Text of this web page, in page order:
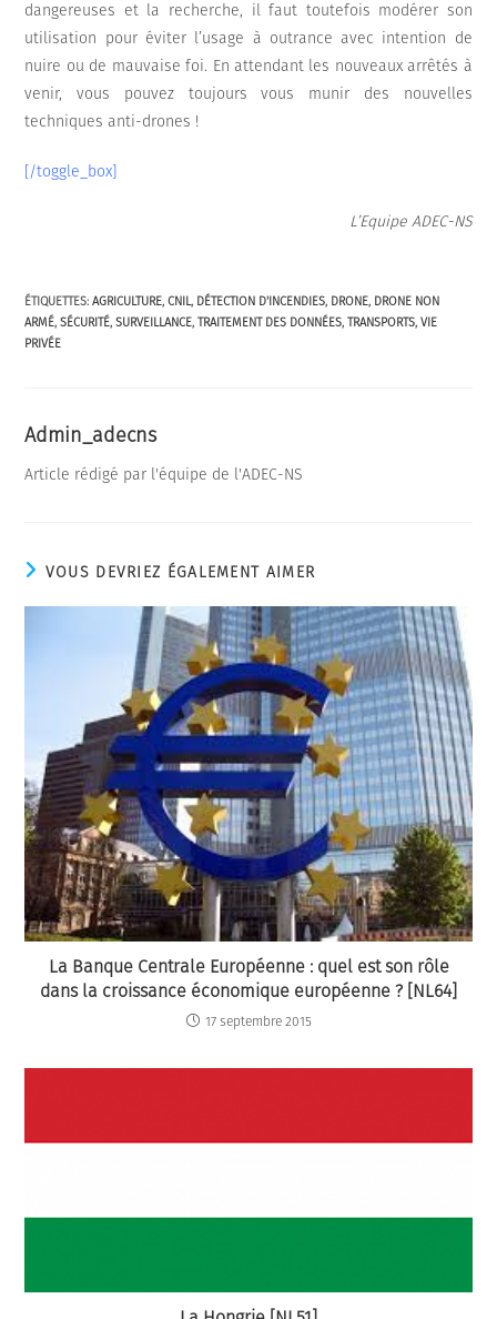
dangereuses et la recherche, il faut toutefois modérer son
utilisation pour éviter l’usage à outrance avec intention de
nuire ou de mauvaise foi. En attendant les nouveaux arrêtés à
venir, vous pouvez toujours vous munir des nouvelles
techniques anti-drones !
[/toggle_box]
L’Equipe ADEC-NS
ÉTIQUETTES:AGRICULTURE, CNIL, DÉTECTION D'INCENDIES, DRONE, DRONE NON
ARMÉ, SÉCURITÉ, SURVEILLANCE, TRAITEMENT DES DONNÉES, TRANSPORTS, VIE
PRIVÉE
Admin_adecns
Article rédigé par l'équipe de l'ADEC-NS
VOUS DEVRIEZ ÉGALEMENT AIMER
La Banque Centrale Européenne : quel est son rôle
dans la croissance économique européenne ? [NL64]
17 septembre 2015